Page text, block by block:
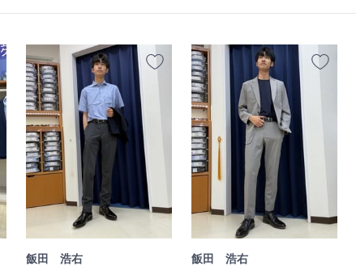
飯田 浩右 飯田 浩右